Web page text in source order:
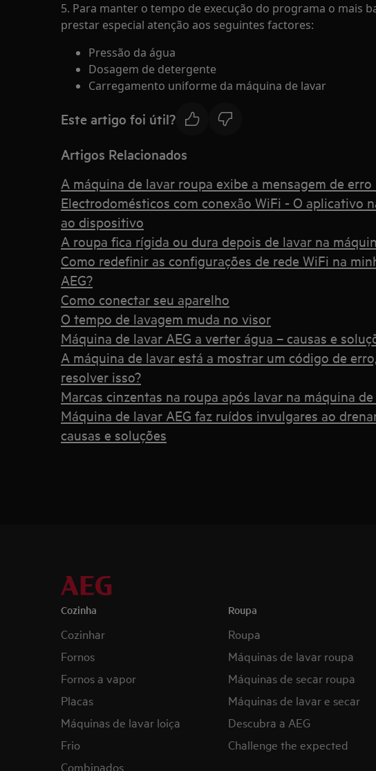
5. Para manter o tempo de execução do programa o mais
prestar especial atenção aos seguintes factores:
Pressão da água
Dosagem de detergente
Carregamento uniforme da máquina de lavar
Este artigo foi útil?
Artigos Relacionados
A máquina de lavar roupa exibe a mensagem de erro
Electrodomésticos com conexão WiFi - O aplicativo
ao dispositivo
A roupa fica rígida ou dura depois de lavar na
Como redefinir as configurações de rede WiFi na
AEG?
Como conectar seu aparelho
O tempo de lavagem muda no visor
Máquina de lavar AEG a verter água – causas e
A máquina de lavar está a mostrar um código de
resolver isso?
Marcas cinzentas na roupa após lavar na máquina
Máquina de lavar AEG faz ruídos invulgares ao
causas e soluções
Cozinha
Cozinhar
Fornos
Fornos a vapor
Placas
Máquinas de lavar loiça
Frio
Combinados
Roupa
Roupa
Máquinas de lavar roupa
Máquinas de secar roupa
Máquinas de lavar e secar
Descubra a AEG
Challenge the expected